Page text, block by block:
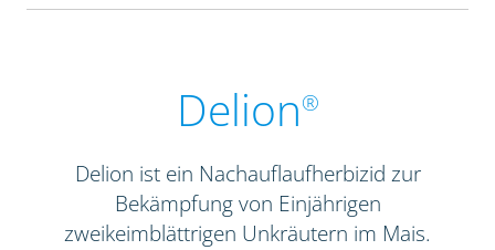
Delion®
Delion ist ein Nachauflaufherbizid zur
Bekämpfung von Einjährigen
zweikeimblättrigen Unkräutern im Mais.